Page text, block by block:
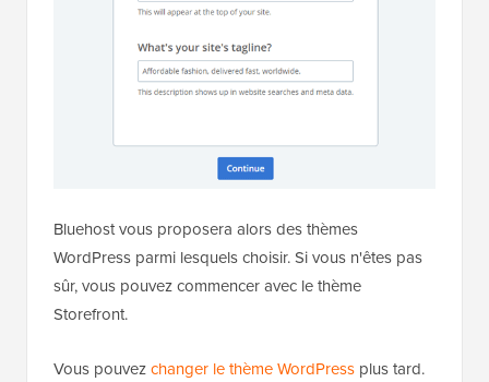
Bluehost vous proposera alors des thèmes
WordPress parmi lesquels choisir. Si vous n'êtes pas
sûr, vous pouvez commencer avec le thème
Storefront.
Vous pouvezchanger le thème WordPress plus tard.